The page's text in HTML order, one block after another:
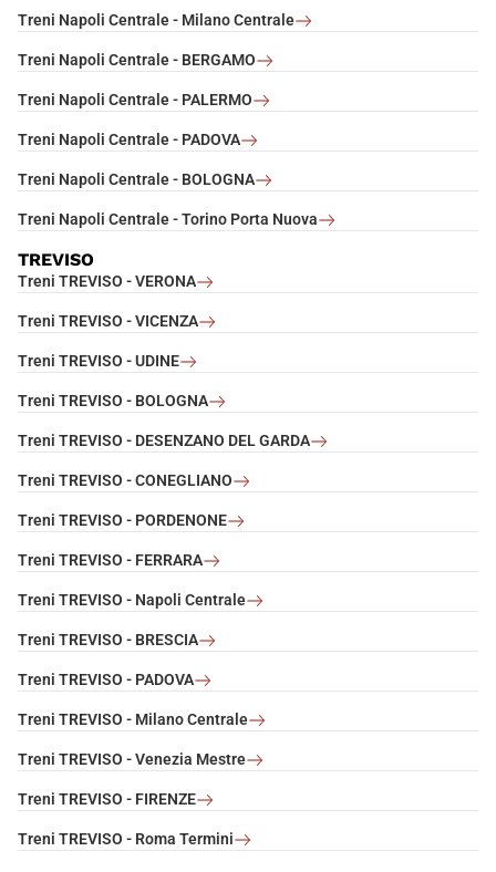
Treni Napoli Centrale - Milano Centrale
Treni Napoli Centrale - BERGAMO
Treni Napoli Centrale - PALERMO
Treni Napoli Centrale - PADOVA
Treni Napoli Centrale - BOLOGNA
Treni Napoli Centrale - Torino Porta Nuova
TREVISO
Treni TREVISO - VERONA
Treni TREVISO - VICENZA
Treni TREVISO - UDINE
Treni TREVISO - BOLOGNA
Treni TREVISO - DESENZANO DEL GARDA
Treni TREVISO - CONEGLIANO
Treni TREVISO - PORDENONE
Treni TREVISO - FERRARA
Treni TREVISO - Napoli Centrale
Treni TREVISO - BRESCIA
Treni TREVISO - PADOVA
Treni TREVISO - Milano Centrale
Treni TREVISO - Venezia Mestre
Treni TREVISO - FIRENZE
Treni TREVISO - Roma Termini